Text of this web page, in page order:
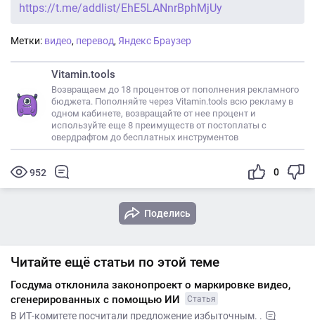
https://t.me/addlist/EhE5LANnrBphMjUy
Метки: видео, перевод, Яндекс Браузер
Vitamin.tools
Возвращаем до 18 процентов от пополнения рекламного
бюджета. Пополняйте через Vitamin.tools всю рекламу в
одном кабинете, возвращайте от нее процент и
используйте еще 8 преимуществ от постоплаты с
овердрафтом до бесплатных инструментов
952 0
Поделись
Читайте ещё статьи по этой теме
Госдума отклонила законопроект о маркировке видео,
сгенерированных с помощью ИИ
Статья
В ИТ-комитете посчитали предложение избыточным. .